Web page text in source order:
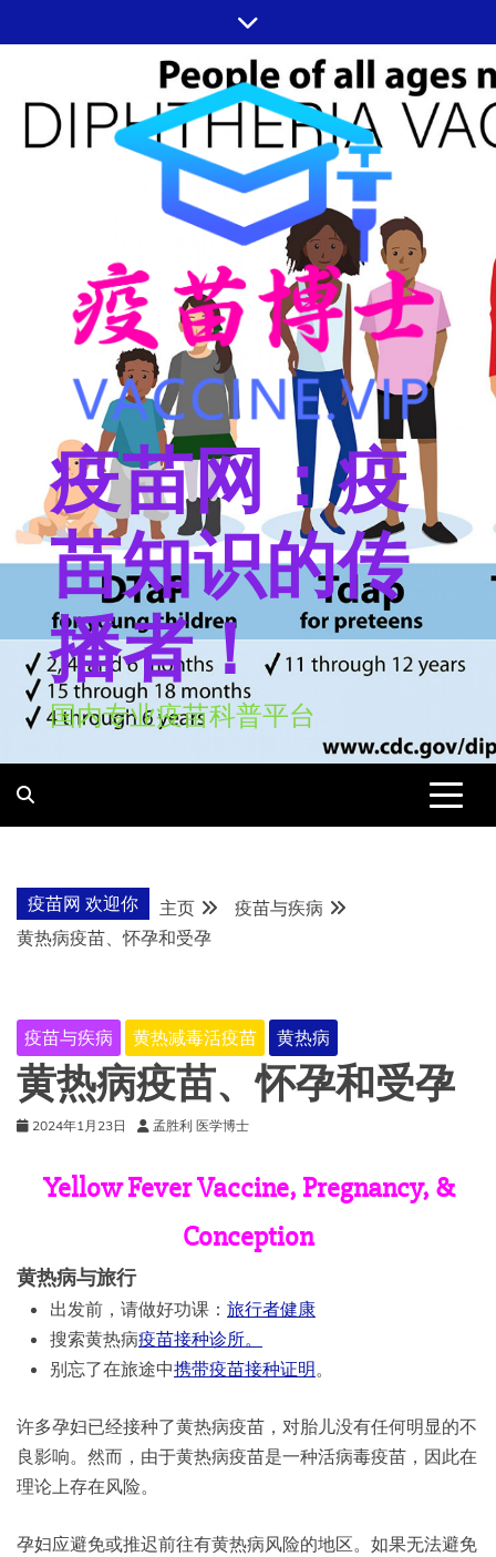
至
疫苗网：疫
苗知识的传
播者！
国内专业疫苗科普平台
疫苗网 欢迎你 主页
疫苗与疾病
黄热病疫苗、怀孕和受孕
疫苗与疾病 黄热减毒活疫苗 黄热病
黄热病疫苗、怀孕和受孕
2024年1月23日 孟胜利 医学博士
Yellow Fever Vaccine, Pregnancy, &
Conception
黄热病与旅行
出发前，请做好功课： 旅行者健康
搜索黄热病疫苗接种诊所。
别忘了在旅途中携带疫苗接种证明。
许多孕妇已经接种了黄热病疫苗，对胎儿没有任何明显的不
良影响。然而，由于黄热病疫苗是一种活病毒疫苗，因此在
理论上存在风险。
孕妇应避免或推迟前往有黄热病风险的地区。如果无法避免